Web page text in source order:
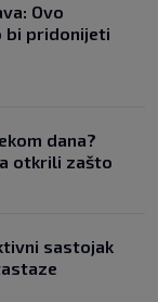
Ovo
bi pridonijeti
dana?
otkrili zašto
sastojak